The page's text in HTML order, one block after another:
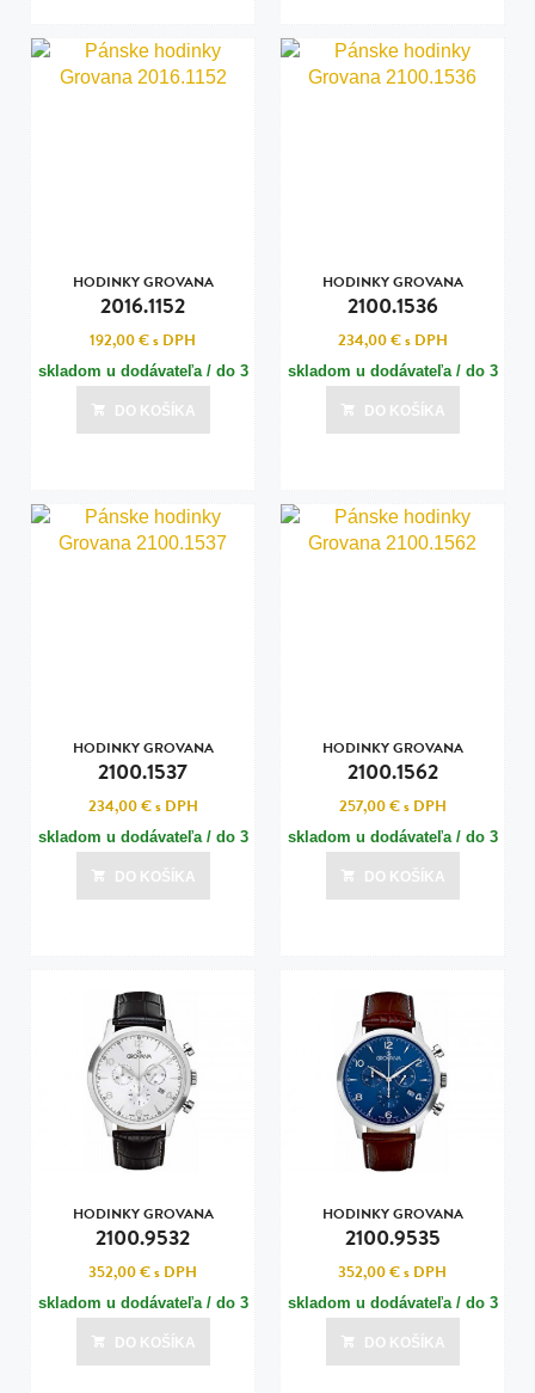
HODINKY GROVANA
2016.1152
192,00 €s DPH
skladom u dodávateľa / do 3
dní
Posledná aktualizácia dnes o 00:00
DO KOŠÍKA
HODINKY GROVANA
2100.1536
234,00 €s DPH
skladom u dodávateľa / do 3
dní
Posledná aktualizácia dnes o 00:00
DO KOŠÍKA
HODINKY GROVANA
2100.1537
234,00 €s DPH
skladom u dodávateľa / do 3
dní
Posledná aktualizácia dnes o 00:00
DO KOŠÍKA
HODINKY GROVANA
2100.1562
257,00 €s DPH
skladom u dodávateľa / do 3
dní
Posledná aktualizácia dnes o 00:00
DO KOŠÍKA
HODINKY GROVANA
2100.9532
352,00 €s DPH
skladom u dodávateľa / do 3
dní
Posledná aktualizácia dnes o 00:00
DO KOŠÍKA
HODINKY GROVANA
2100.9535
352,00 €s DPH
skladom u dodávateľa / do 3
dní
Posledná aktualizácia dnes o 00:00
DO KOŠÍKA